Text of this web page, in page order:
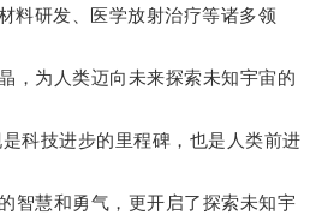
料研发、医学放射治疗等诸多领
为人类迈向未来探索未知宇宙的
技进步的里程碑，也是人类前进
慧和勇气，更开启了探索未知宇